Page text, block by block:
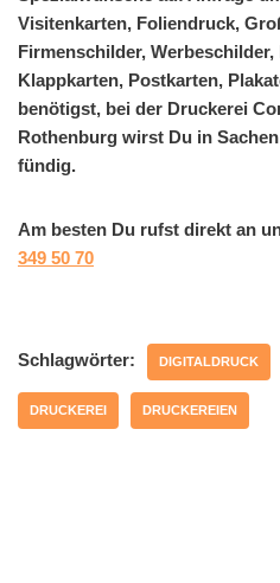
Visitenkarten, Foliendruck,
Firmenschilder,
Klappkarten, Postkarten,
benötigst, bei der Druckerei
Rothenburg wirst Du in
fündig.
Am besten Du rufst direkt an
349 50 70
Schlagwörter: DIGITALDRUCK
DRUCKEREI DRUCKEREIEN